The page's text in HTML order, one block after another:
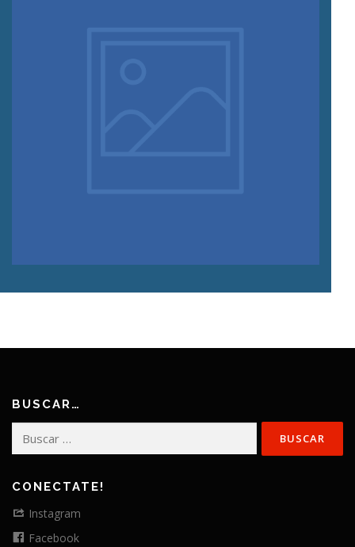
BUSCAR…
CONECTATE!
Instagram
Facebook